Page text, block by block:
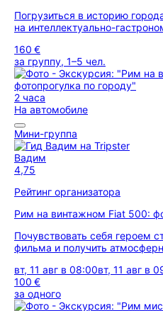
Погрузиться в историю
на интеллектуально-
160 €
за группу, 1–5 чел.
2 часа
На автомобиле
Мини-группа
Вадим
4,75
Рейтинг организатора
Рим на винтажном Fiat 500:
Почувствовать себя героем
фильма и получить
вт, 11 авг в 08:00вт, 11 авг в
100 €
за одного